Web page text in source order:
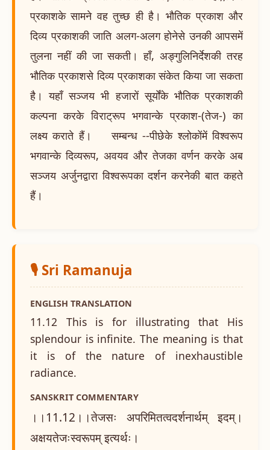
प्रकाशके सामने वह तुच्छ ही है। भौतिक प्रकाश और
दिव्य प्रकाशकी जाति अलग-अलग होनेसे उनकी आपसमें
तुलना नहीं की जा सकती। हाँ, अङ्गुलिनिर्देशकी तरह
भौतिक प्रकाशसे दिव्य प्रकाशका संकेत किया जा सकता
है। यहाँ सञ्जय भी हजारों सूर्योंके भौतिक प्रकाशकी
कल्पना करके विराट्रूप भगवान्के प्रकाश-(तेज-) का
लक्ष्य कराते हैं। सम्बन्ध --पीछेके श्लोकोंमें विश्वरूप
भगवान्के दिव्यरूप, अवयव और तेजका वर्णन करके अब
सञ्जय अर्जुनद्वारा विश्वरूपका दर्शन करनेकी बात कहते
हैं।
🎙️ Sri Ramanuja
ENGLISH TRANSLATION
11.12 This is for illustrating that His
splendour is infinite. The meaning is that
it is of the nature of inexhaustible
radiance.
SANSKRIT COMMENTARY
।।11.12।।तेजसः अपरिमितत्वदर्शनार्थम् इदम्।
अक्षयतेजःस्वरूपम् इत्यर्थः।